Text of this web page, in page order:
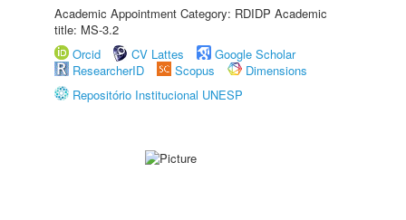
Academic Appointment Category: RDIDP Academic
title: MS-3.2
Orcid
CV Lattes
Google Scholar
ResearcherID
Scopus
Dimensions
Repositório Institucional UNESP